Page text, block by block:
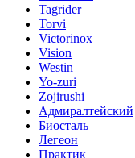
Tagrider
Torvi
Victorinox
Vision
Westin
Yo-zuri
Zojirushi
Адмиралтейский
Биосталь
Легеон
Практик